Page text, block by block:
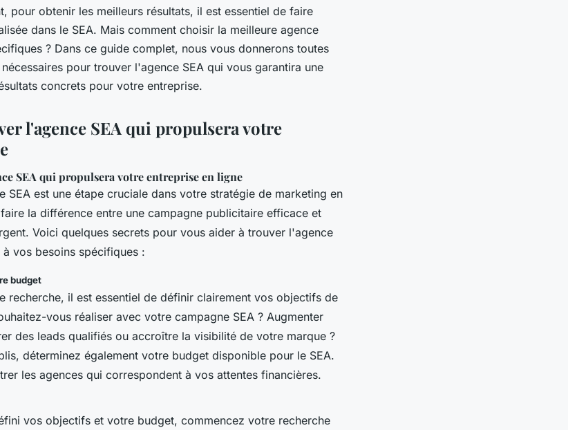
pour obtenir les meilleurs résultats, il est essentiel de faire
dans le SEA. Mais comment choisir la meilleure agence
? Dans ce guide complet, nous vous donnerons toutes
pour trouver l'agence SEA qui vous garantira une
concrets pour votre entreprise.
l'agence SEA qui propulsera votre
SEA qui propulsera votre entreprise en ligne
SEA est une étape cruciale dans votre stratégie de marketing en
la différence entre une campagne publicitaire efficace et
Voici quelques secrets pour vous aider à trouver l'agence
vos besoins spécifiques :
budget
recherche, il est essentiel de définir clairement vos objectifs de
vous réaliser avec votre campagne SEA ? Augmenter
des leads qualifiés ou accroître la visibilité de votre marque ?
déterminez également votre budget disponible pour le SEA.
les agences qui correspondent à vos attentes financières.
vos objectifs et votre budget, commencez votre recherche